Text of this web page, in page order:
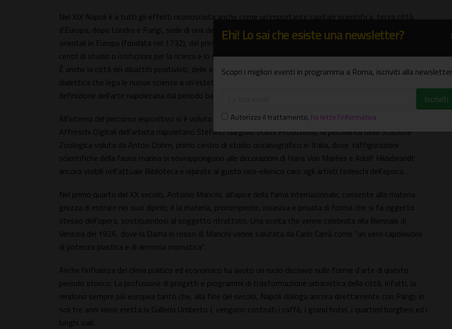
Nel XIX Napoli è a tutti gli effetti riconosciuta anche come un'importante capitale scientifica, terza città
d'Europa, dopo Londra e Parigi, sede di una delle più antiche università italiane, della prima scuola di lingue
orientali in Europa (fondata nel 1732), del primo museo di mineralogia (fondato nel 1801) e di molti altri
centri di studio o istituzioni per la ricerca e lo studio.
È anche la città dei dibattiti positivisti, delle scienze giuridiche e matematiche, è la città dell'intensa
dialettica che lega le nuove scienze a un'estetica sempre fedele alla grande tradizione realista, centrale nella
definizione dell'arte napoletana dal periodo barocco riberesco e caravaggesco.
All'interno del percorso espositivo si è voluto restituire al visitatore, attraverso la videoinstallazione
Affreschi Digitali dell'artista napoletano Stefano Gargiulo (Kaos Produzioni), la peculiarità della Stazione
Zoologica voluta da Anton Dohrn, primo centro di studio oceanografico in Italia, dove raffigurazioni
scientifiche della fauna marina si sovrappongono alle decorazioni di Hans Von Marées e Adolf Hildebrandt
ancora visibili nell'attuale Biblioteca e ispirate al gusto neo-ellenico caro agli artisti tedeschi dell'epoca.
Nel primo quarto del XX secolo, Antonio Mancini, all'apice della fama internazionale, consente alla materia
grezza di entrare nei suoi dipinti; è la materia, prorompente, invasiva e privata di forma che si fa oggetto
stesso dell'opera, sostituendosi al soggetto ritrattato. Una scelta che venne celebrata alla Biennale di
Venezia del 1926, dove la Dama in rosso di Mancini venne salutata da Carlo Carrà come "un vero capolavoro
di potenza plastica e di armonia cromatica".
Anche l'influenza del clima politico ed economico ha avuto un ruolo decisivo sulle forme d'arte di questo
periodo storico. La profusione di progetti e programmi di trasformazione urbanistica della città, infatti, la
rendono sempre più europea tanto che, alla fine del secolo, Napoli dialoga ancora direttamente con Parigi: in
soli tre anni viene eretta la Galleria Umberto I, vengono costruiti i caffè, i grand hotel, i quartieri borghesi ed i
lunghi viali.
Ehi! Lo sai che esiste una newsletter?
Scopri i migliori eventi in programma a Roma, iscriviti alla
Autorizzo il trattamento, ho letto l'informativa